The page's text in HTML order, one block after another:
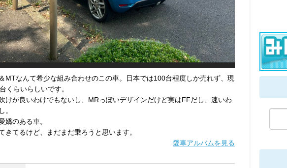
MTなんて希少な組み合わせのこの車。日本では100台程度しか売れず、現
くらいらしいです。
けが良いわけでもないし、MRっぽいデザインだけど実はFFだし、速いわ
。
嬌のある車。
きてるけど、まだまだ乗ろうと思います。
愛車アルバムを見る